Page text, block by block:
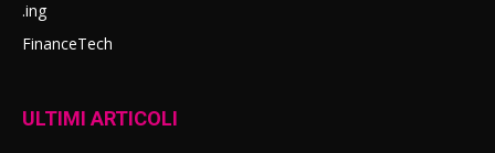
.ing
FinanceTech
ULTIMI ARTICOLI